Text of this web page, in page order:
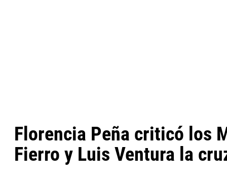
Florencia Peña criticó los
Fierro y Luis Ventura la